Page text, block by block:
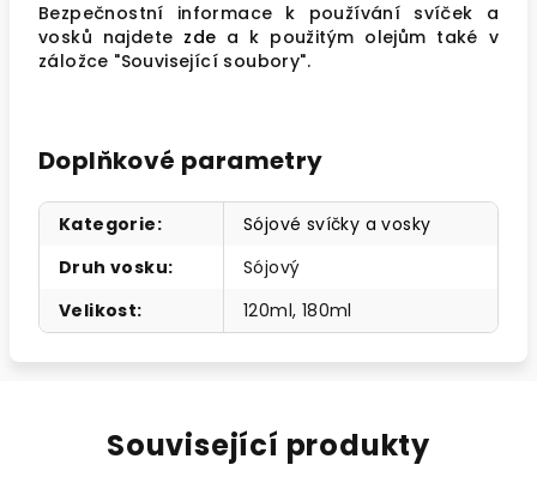
Bezpečnostní informace k používání svíček a
vosků najdete zde a k použitým olejům také v
záložce "Související soubory".
Doplňkové parametry
Kategorie:
Sójové svíčky a vosky
Druh vosku:
Sójový
Velikost: 120ml, 180ml
Související produkty